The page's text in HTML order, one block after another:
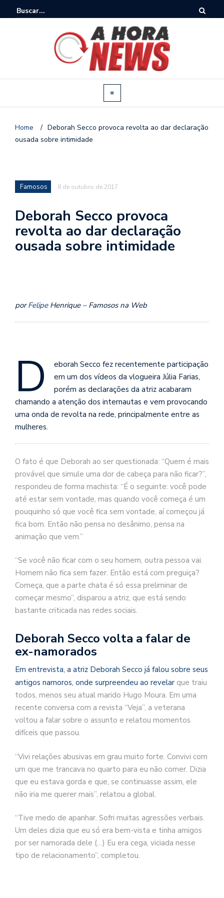
Home / Deborah Secco provoca revolta ao dar declaração
ousada sobre intimidade
Famosos 8 de outubro de 2017
Deborah Secco provoca
revolta ao dar declaração
ousada sobre intimidade
porFelipeHenrique – Famosos na Web
D
eborah Secco fez recentemente participação
em um dos vídeos da vlogueira Júlia Farias,
porém as declarações da atriz acabaram
chamando a atenção dos internautas e vem provocando
uma onda de revolta na rede, principalmente entre as
mulheres.
O fato é que Deborah ao ser questionada: “Quem é mais
provável que simule uma dor de cabeça para não ficar?”,
respondeu de forma machista: “É o seguinte: você pode
até estar sem vontade, mas quando você começa é um
pouquinho só que você fica sem vontade, aí começou já
fica bom. Então não pensa no desânimo, pensa na
animação que vem.”
“Se você não ficar com o seu homem, outra pessoa vai.
Homem não fica sem fazer. Então está com preguiça?
Começa, que a parte chata é só essa preliminar de
começar mesmo”, disparou a atriz, que está sendo
bastante criticada nas redes sociais.
Deborah Secco volta a falar de
ex-namorados
Em entrevista, a atriz Deborah Secco já falou sobre seus
antigos namoros, onde surpreendeu ao revelar que traiu
todos, menos seu atual marido Hugo Moura. Em uma
recente conversa com a revista “Veja”, a veterana
voltou a falar sobre o assunto e relatou momentos
difíceis que passou.
“Vivi relações abusivas em grau muito forte. Convivi com
um que me trancava no quarto para eu não comer. Dizia
que eu estava gorda e que, se continuasse assim, ele
não iria me querer mais”, relatou a global.
“Tive medo de apanhar. Sofri muitas agressões verbais.
Um deles dizia que eu só era bem-vista e tinha amigos
por ser namorada dele (…) Eu era cega, viciada nesse
tipo de relacionamento”, completou.